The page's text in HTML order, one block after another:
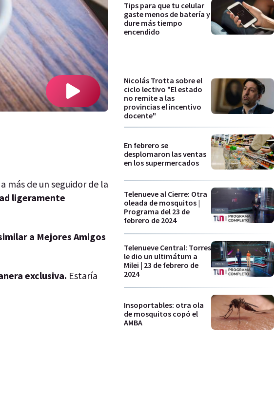
más de un seguidor de la
ligeramente
a Mejores Amigos
exclusiva. Estaría
Tips para que tu celular
gaste menos de batería y
dure más tiempo
encendido
Nicolás Trotta sobre el
ciclo lectivo "El estado
no remite a las
provincias el incentivo
docente"
En febrero se
desplomaron las ventas
en los supermercados
Telenueve al Cierre: Otra
oleada de mosquitos |
Programa del 23 de
febrero de 2024
Telenueve Central: Torres
le dio un ultimátum a
Milei | 23 de febrero de
2024
Insoportables: otra ola
de mosquitos copó el
AMBA